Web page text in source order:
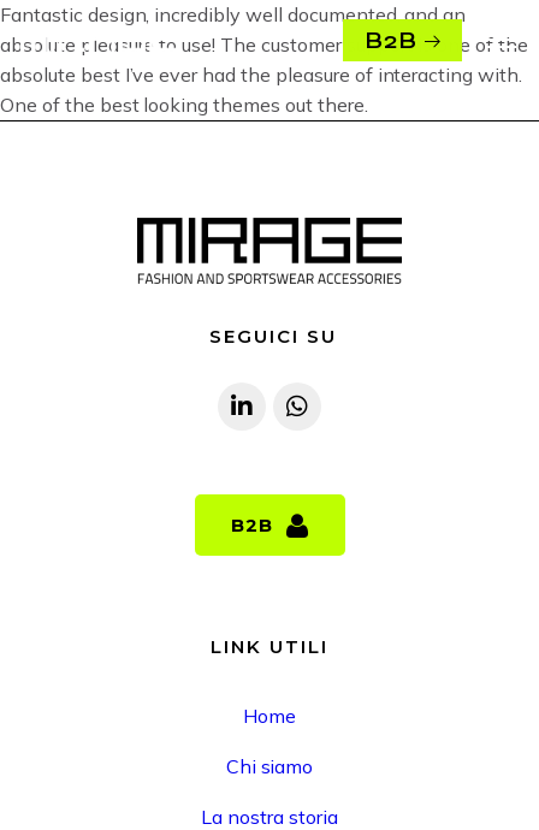
B2B
Fantastic design, incredibly well documented, and an
absolute pleasure to use! The customer support is one of the
absolute best I’ve ever had the pleasure of interacting with.
One of the best looking themes out there.
SEGUICI SU
B2B
B2B
LINK UTILI
Home
Chi siamo
La nostra storia